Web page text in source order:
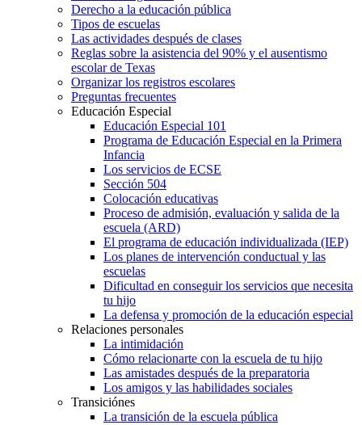
Derecho a la educación pública
Tipos de escuelas
Las actividades después de clases
Reglas sobre la asistencia del 90% y el ausentismo
escolar de Texas
Organizar los registros escolares
Preguntas frecuentes
Educación Especial
Educación Especial 101
Programa de Educación Especial en la Primera
Infancia
Los servicios de ECSE
Sección 504
Colocación educativas
Proceso de admisión, evaluación y salida de la
escuela (ARD)
El programa de educación individualizada (IEP)
Los planes de intervención conductual y las
escuelas
Dificultad en conseguir los servicios que necesita
tu hijo
La defensa y promoción de la educación especial
Relaciones personales
La intimidación
Cómo relacionarte con la escuela de tu hijo
Las amistades después de la preparatoria
Los amigos y las habilidades sociales
Transiciónes
La transición de la escuela pública